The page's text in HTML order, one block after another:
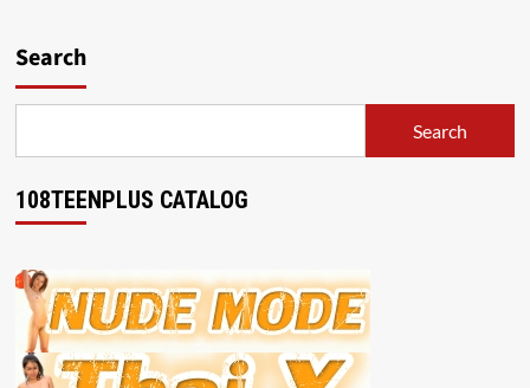
Search
Search
108TEENPLUS CATALOG